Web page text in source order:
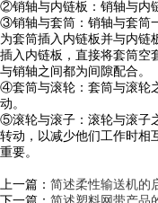
②销轴与内链板：销轴与内
③销轴与套筒：销轴与套筒
为套筒插入内链板并与内链
插入内链板，直接将套筒空
与销轴之间都为间隙配合。
④套筒与滚轮：套筒与滚轮
动。
⑤滚轮与滚子：滚轮与滚子
转动，以减少他们工作时相
重要。
上一篇： 简述柔性输送机的